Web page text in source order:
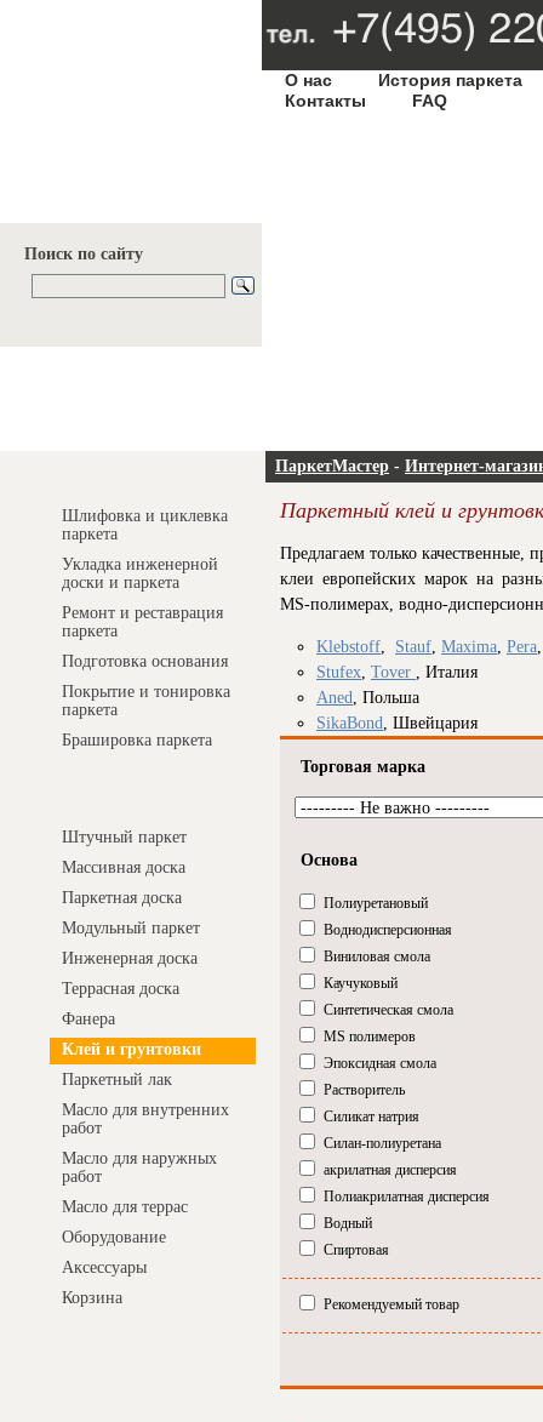
Поиск по сайту
О нас
История паркета
Контакты
FAQ
Шлифовка и циклевка
паркета
Укладка инженерной
доски и паркета
Ремонт и реставрация
паркета
Подготовка основания
Покрытие и тонировка
паркета
Брашировка паркета
Штучный паркет
Массивная доска
Паркетная доска
Модульный паркет
Инженерная доска
Террасная доска
Фанера
Клей и грунтовки
Паркетный лак
Масло для внутренних
работ
Масло для наружных
работ
Масло для террас
Оборудование
Аксессуары
Корзина
ПаркетМастер - Интернет-
Паркетный клей и
Предлагаем только качественные,
клеи европейских марок на
MS-полимерах, водно-
Klebstoff, Stauf, Maxima, Pera
Stufex, Tover , Италия
Aned, Польша
SikaBond, Швейцария
Торговая марка
Основа
Полиуретановый
Воднодисперсионная
Виниловая смола
Каучуковый
Синтетическая смола
MS полимеров
Эпоксидная смола
Растворитель
Силикат натрия
Силан-полиуретана
акрилатная дисперсия
Полиакрилатная дисперсия
Водный
Спиртовая
Рекомендуемый товар